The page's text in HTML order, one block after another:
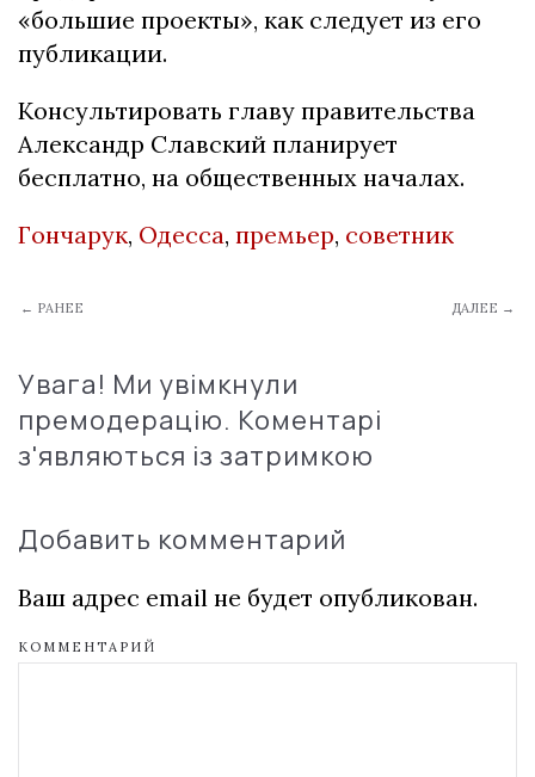
«большие проекты», как следует из его
публикации.
Консультировать главу правительства
Александр Славский планирует
бесплатно, на общественных началах.
Гончарук, Одесса, премьер, советник
← РАНЕЕ ДАЛЕЕ →
Увага! Ми увімкнули
премодерацію. Коментарі
з'являються із затримкою
Добавить комментарий
Ваш адрес email не будет опубликован.
КОММЕНТАРИЙ